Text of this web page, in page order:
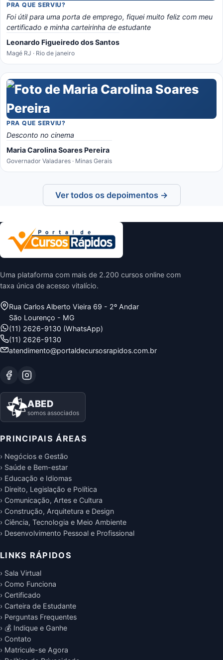
PRA QUE SERVIU?
Foi útil para uma porta de emprego, fiquei muito feliz com meu
certificado e minha carteirinha de estudante
Leonardo Figueiredo dos Santos
Magé RJ · Rio de janeiro
PRA QUE SERVIU?
Desconto no cinema
Maria Carolina Soares Pereira
Governador Valadares · Minas Gerais
Ver todos os depoimentos →
Uma plataforma com mais de 2.200 cursos online com
taxa única de acesso vitalício.
Rua Carlos Alberto Vieira 69 - 2º Andar
São Lourenço - MG
(11) 2626-9130 (WhatsApp)
(11) 2626-9130
atendimento@portaldecursosrapidos.com.br
ABED
somos associados
PRINCIPAIS ÁREAS
› Negócios e Gestão
› Saúde e Bem-estar
› Educação e Idiomas
› Direito, Legislação e Política
› Comunicação, Artes e Cultura
› Construção, Arquitetura e Design
› Ciência, Tecnologia e Meio Ambiente
› Desenvolvimento Pessoal e Profissional
LINKS RÁPIDOS
› Sala Virtual
› Como Funciona
› Certificado
› Carteira de Estudante
› Perguntas Frequentes
› 💰 Indique e Ganhe
› Contato
› Matricule-se Agora